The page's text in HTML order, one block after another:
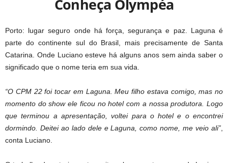
Conheça Olympéa
Porto: lugar seguro onde há força, segurança e paz. Laguna é
parte do continente sul do Brasil, mais precisamente de Santa
Catarina. Onde Luciano esteve há alguns anos sem ainda saber o
significado que o nome teria em sua vida.
“O CPM 22 foi tocar em Laguna. Meu filho estava comigo, mas no
momento do show ele ficou no hotel com a nossa produtora. Logo
que terminou a apresentação, voltei para o hotel e o encontrei
dormindo. Deitei ao lado dele e Laguna, como nome, me veio ali”
conta Luciano.